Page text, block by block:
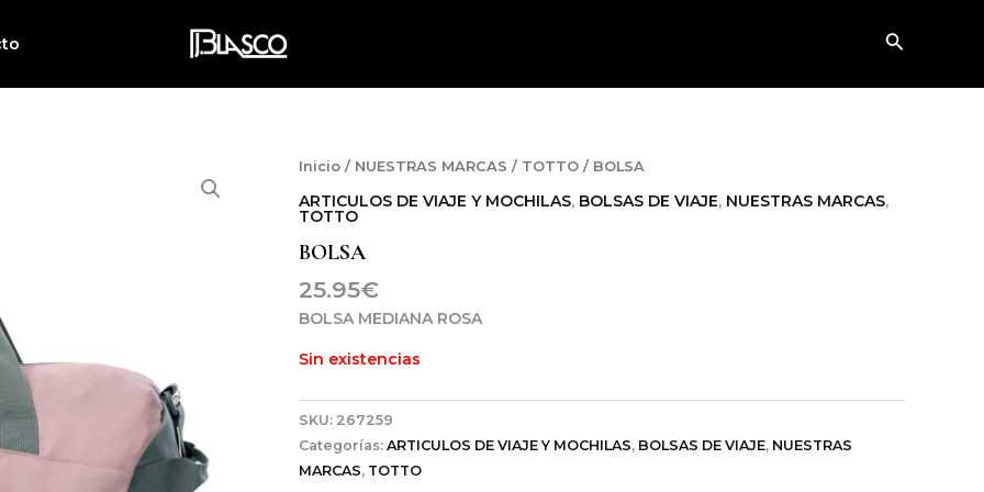
Buscar
Inicio / NUESTRAS MARCAS / TOTTO / BOLSA
ARTICULOS DE VIAJE Y MOCHILAS, BOLSAS DE VIAJE, NUESTRAS MARCAS,
TOTTO
BOLSA
25.95€
BOLSA MEDIANA ROSA
Sin existencias
SKU: 267259
Categorías: ARTICULOS DE VIAJE Y MOCHILAS, BOLSAS DE VIAJE, NUESTRAS
MARCAS, TOTTO